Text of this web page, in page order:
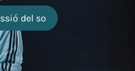
del so